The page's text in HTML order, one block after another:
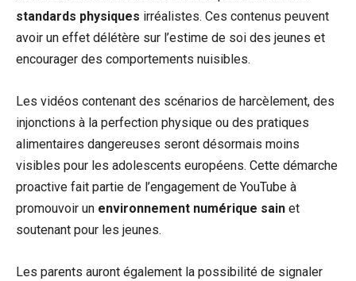
standards physiques irréalistes. Ces contenus peuvent
avoir un effet délétère sur l’estime de soi des jeunes et
encourager des comportements nuisibles.
Les vidéos contenant des scénarios de harcèlement, des
injonctions à la perfection physique ou des pratiques
alimentaires dangereuses seront désormais moins
visibles pour les adolescents européens. Cette démarche
proactive fait partie de l’engagement de YouTube à
promouvoir un environnement numérique sain et
soutenant pour les jeunes.
Les parents auront également la possibilité de signaler